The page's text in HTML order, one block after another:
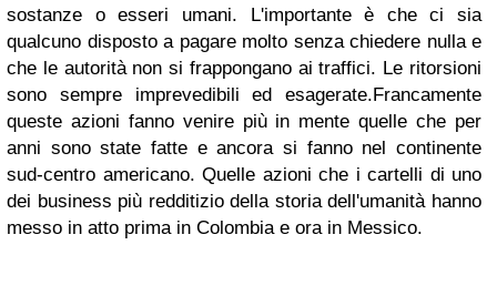
sostanze o esseri umani. L'importante è che ci sia
qualcuno disposto a pagare molto senza chiedere nulla e
che le autorità non si frappongano ai traffici. Le ritorsioni
sono sempre imprevedibili ed esagerate.Francamente
queste azioni fanno venire più in mente quelle che per
anni sono state fatte e ancora si fanno nel continente
sud-centro americano. Quelle azioni che i cartelli di uno
dei business più redditizio della storia dell'umanità hanno
messo in atto prima in Colombia e ora in Messico.